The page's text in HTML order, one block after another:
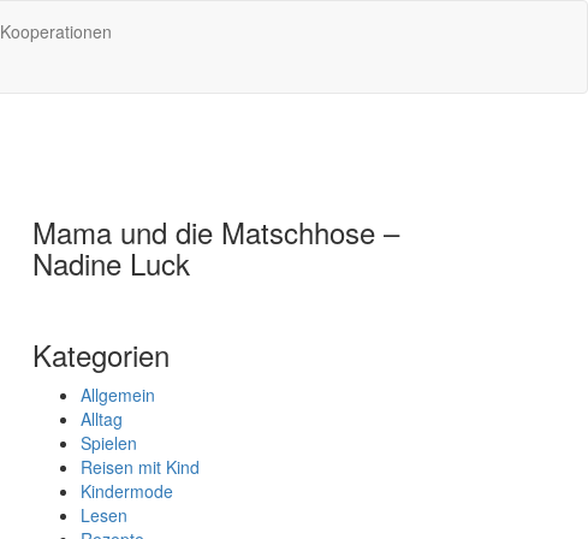
Kooperationen
Mama und die Matschhose –
Nadine Luck
Kategorien
Allgemein
Alltag
Spielen
Reisen mit Kind
Kindermode
Lesen